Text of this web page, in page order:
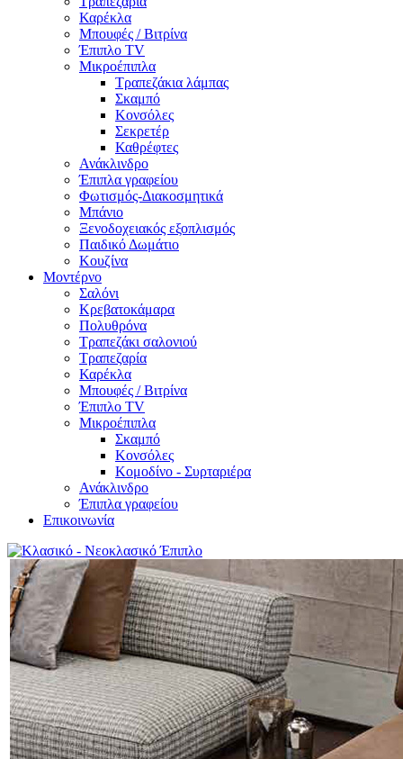
Καρέκλα
Μπουφές / Βιτρίνα
Έπιπλο TV
Μικροέπιπλα
Τραπεζάκια λάμπας
Σκαμπό
Κονσόλες
Σεκρετέρ
Καθρέφτες
Ανάκλινδρο
Έπιπλα γραφείου
Φωτισμός-Διακοσμητικά
Μπάνιο
Ξενοδοχειακός εξοπλισμός
Παιδικό Δωμάτιο
Κουζίνα
Μοντέρνο
Σαλόνι
Κρεβατοκάμαρα
Πολυθρόνα
Τραπεζάκι σαλονιού
Τραπεζαρία
Καρέκλα
Μπουφές / Βιτρίνα
Έπιπλο TV
Μικροέπιπλα
Σκαμπό
Κονσόλες
Κομοδίνο - Συρταριέρα
Ανάκλινδρο
Έπιπλα γραφείου
Επικοινωνία